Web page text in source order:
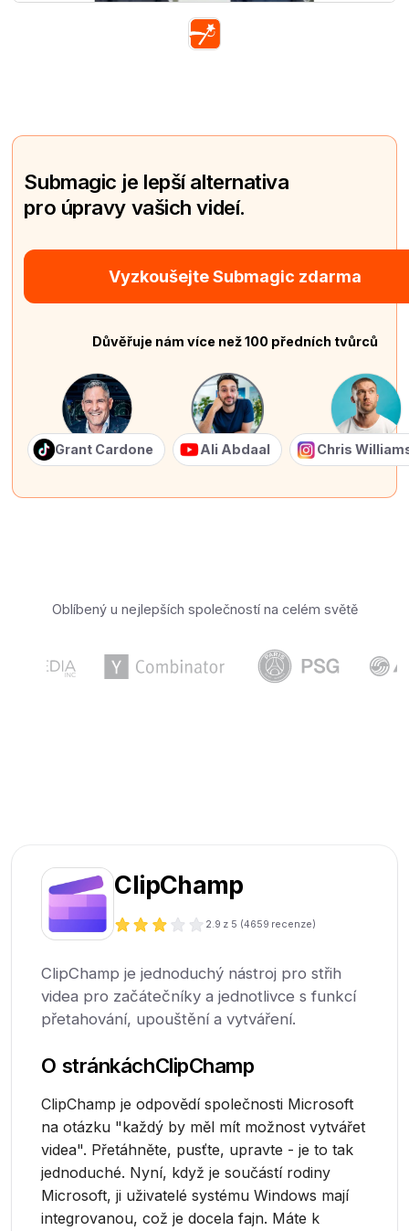
Submagic je lepší alternativa
pro úpravy vašich videí.
Vyzkoušejte Submagic zdarma
Důvěřuje nám více než 100 předních tvůrců
Grant Cardone Ali Abdaal Chris
Oblíbený u nejlepších společností na celém světě
ClipChamp
2.9 z 5 (4659 recenze)
ClipChamp je jednoduchý nástroj pro střih
videa pro začátečníky a jednotlivce s funkcí
přetahování, upouštění a vytváření.
O stránkáchClipChamp
ClipChamp je odpovědí společnosti Microsoft
na otázku "každý by měl mít možnost vytvářet
videa". Přetáhněte, pusťte, upravte - je to tak
jednoduché. Nyní, když je součástí rodiny
Microsoft, ji uživatelé systému Windows mají
integrovanou, což je docela fajn. Máte k